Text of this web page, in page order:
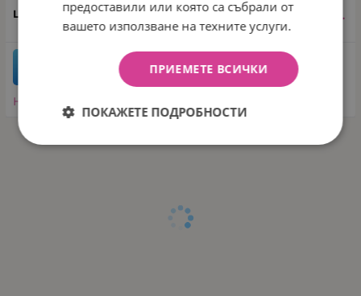
11.50€ / 22.49 лв.
КУПИ
Направи запитване
предоставили или която са събрали от
вашето използване на техните услуги.
ПРИЕМЕТЕ ВСИЧКИ
ПОКАЖЕТЕ ПОДРОБНОСТИ